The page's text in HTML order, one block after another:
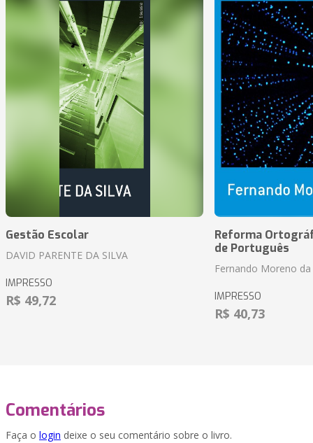
Gestão Escolar
DAVID PARENTE DA SILVA
IMPRESSO
R$ 49,72
Reforma
de Português
Fernando Moreno da
IMPRESSO
R$ 40,73
Comentários
Faça o login deixe o seu comentário sobre o livro.